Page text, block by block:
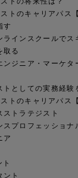
トのキャリアパス
す
ラインスクールでス
取る
ンジニア・マーケタ
トとしての実務経験
トのキャリアパス
トラテジスト
スプロフェッショナ
ア
ント